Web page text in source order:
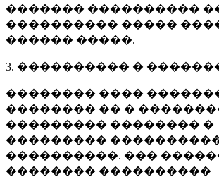
������� ����������
���������� �����
������ �����.
3. ���������� �
�������� ����
�������� �� �
��������� �������� �
���������
����������. ���
�������� ����������